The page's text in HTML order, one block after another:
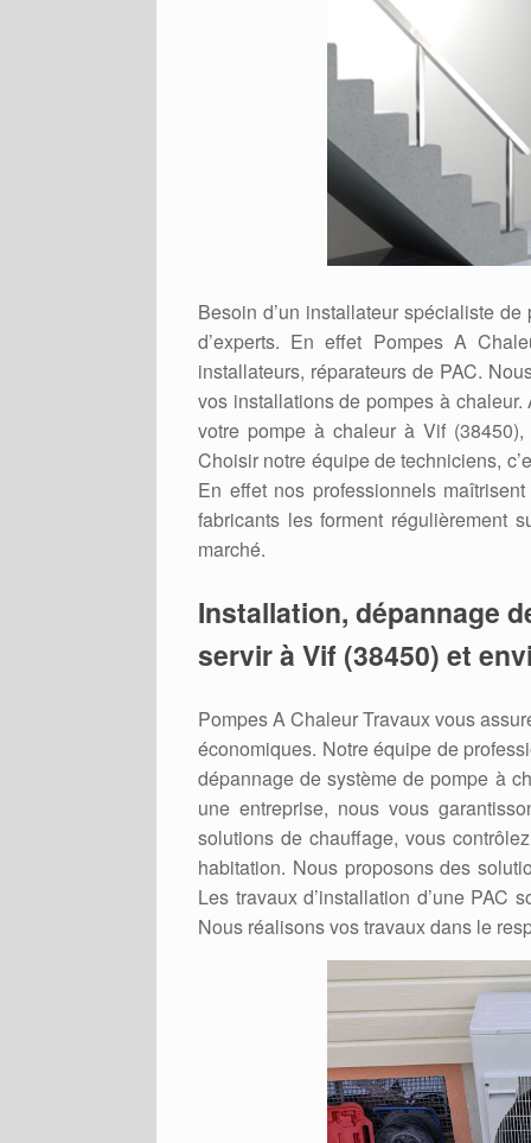
Besoin d’un installateur spécialiste
d’experts. En effet Pompes A
installateurs, réparateurs de PAC.
vos installations de pompes à
votre pompe à chaleur à Vif
Choisir notre équipe de techniciens,
En effet nos professionnels
fabricants les forment régulièrement
marché.
Installation, dépannage
servir à Vif (38450) et
Pompes A Chaleur Travaux vous
économiques. Notre équipe de
dépannage de système de pompe à
une entreprise, nous vous
solutions de chauffage, vous
habitation. Nous proposons des
Les travaux d’installation d’une PAC
Nous réalisons vos travaux dans le